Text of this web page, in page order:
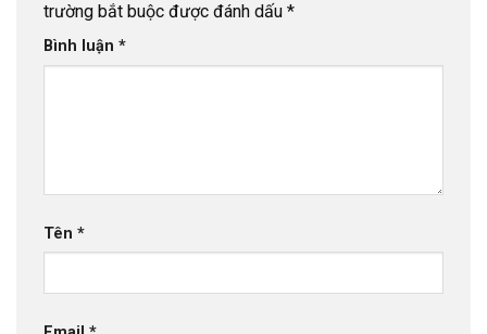
trường bắt buộc được đánh dấu *
Bình luận *
Tên *